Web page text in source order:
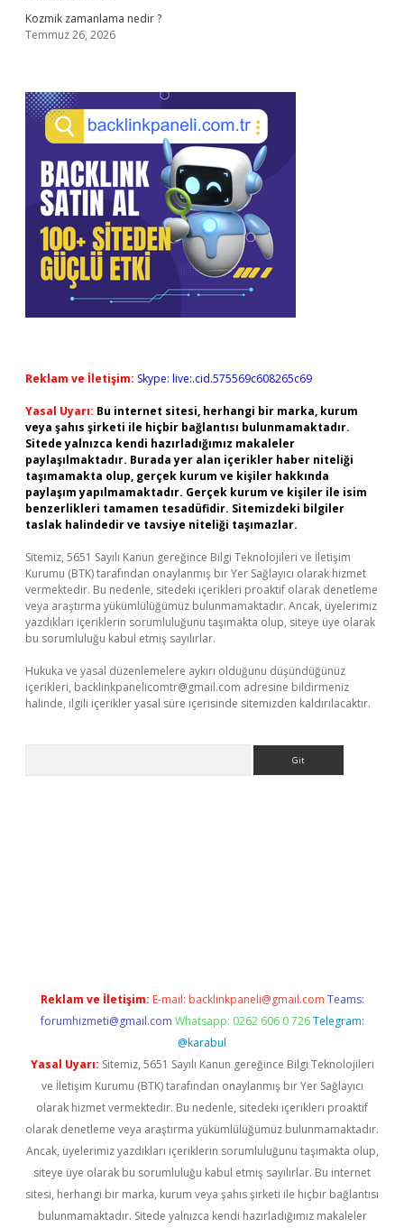
Kozmik zamanlama nedir ?
Temmuz 26, 2026
Reklam ve İletişim: Skype: live:.cid.575569c608265c69
Yasal Uyarı: Bu internet sitesi, herhangi bir marka, kurum
veya şahıs şirketi ile hiçbir bağlantısı bulunmamaktadır.
Sitede yalnızca kendi hazırladığımız makaleler
paylaşılmaktadır. Burada yer alan içerikler haber niteliği
taşımamakta olup, gerçek kurum ve kişiler hakkında
paylaşım yapılmamaktadır. Gerçek kurum ve kişiler ile isim
benzerlikleri tamamen tesadüfidir. Sitemizdeki bilgiler
taslak halindedir ve tavsiye niteliği taşımazlar.
Sitemiz, 5651 Sayılı Kanun gereğince Bilgi Teknolojileri ve İletişim
Kurumu (BTK) tarafından onaylanmış bir Yer Sağlayıcı olarak hizmet
vermektedir. Bu nedenle, sitedeki içerikleri proaktif olarak denetleme
veya araştırma yükümlülüğümüz bulunmamaktadır. Ancak, üyelerimiz
yazdıkları içeriklerin sorumluluğunu taşımakta olup, siteye üye olarak
bu sorumluluğu kabul etmiş sayılırlar.
Hukuka ve yasal düzenlemelere aykırı olduğunu düşündüğünüz
içerikleri, backlinkpanelicomtr@gmail.com adresine bildirmeniz
halinde, ilgili içerikler yasal süre içerisinde sitemizden kaldırılacaktır.
Reklam ve İletişim: E-mail: backlinkpaneli@gmail.com Teams:
forumhizmeti@gmail.com Whatsapp: 0262 606 0 726 Telegram:
@karabul
Yasal Uyarı: Sitemiz, 5651 Sayılı Kanun gereğince Bilgi Teknolojileri
ve İletişim Kurumu (BTK) tarafından onaylanmış bir Yer Sağlayıcı
olarak hizmet vermektedir. Bu nedenle, sitedeki içerikleri proaktif
olarak denetleme veya araştırma yükümlülüğümüz bulunmamaktadır.
Ancak, üyelerimiz yazdıkları içeriklerin sorumluluğunu taşımakta olup,
siteye üye olarak bu sorumluluğu kabul etmiş sayılırlar. Bu internet
sitesi, herhangi bir marka, kurum veya şahıs şirketi ile hiçbir bağlantısı
bulunmamaktadır. Sitede yalnızca kendi hazırladığımız makaleler